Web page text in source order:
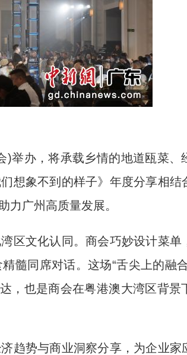
办，将承载乡情的地道瓯菜、
想象不到的样子》年度分享相结
力广州高质量发展。
文化认同。商会巧妙设计菜单
髓同席对话。这场“舌尖上的融
，也是商会在粤港澳大湾区背景
势与商业洞察分享，为企业家